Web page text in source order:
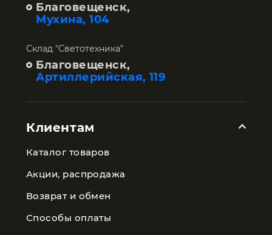
Благовещенск,
Мухина, 104
Склад "Светотехника"
Благовещенск,
Артиллерийская, 119
Клиентам
Каталог товаров
Акции, распродажа
Возврат и обмен
Способы оплаты